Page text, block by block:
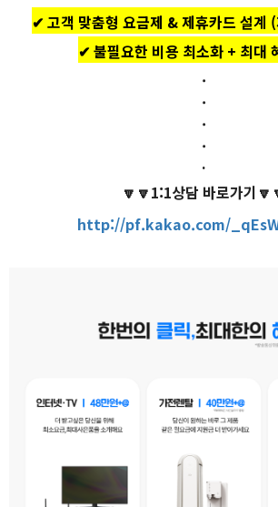
✔ 고객 맞춤형 요금제 & 제휴카드 설계
✔ 불필요한 비용 최소화 + 최대
.
.
.
.
.
🔽🔽1:1상담 바로가기
http://pf.kakao.com/